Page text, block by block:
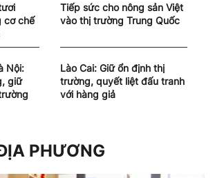
cơ chế
Tiếp sức cho nông sản Việt
vào thị trường Trung Quốc
Nội:
giữ
Lào Cai: Giữ ổn định thị
trường, quyết liệt đấu tranh
với hàng giả
PHƯƠNG